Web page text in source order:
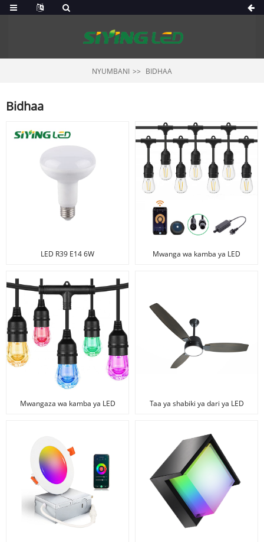
NYUMBANI BIDHAA
Bidhaa
LED R39 E14 6W Mwanga wa kamba ya LED
Mwangaza wa kamba ya LED
Taa ya shabiki ya dari ya LED